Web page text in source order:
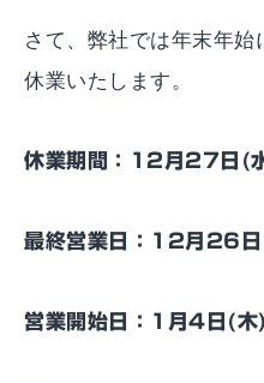
さて、弊社では年末年始
休業いたします。
休業期間：12月27日(
最終営業日：12月26
営業開始日：1月4日(